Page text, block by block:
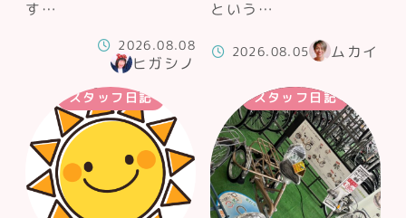
す…
2026.08.08
ヒガシノ
という…
2026.08.05 ムカイ
スタッフ日記 スタッフ日記